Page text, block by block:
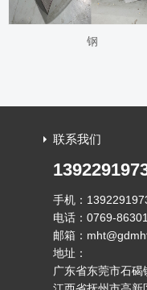
钢
联系我们
手机：
电话：0769-
邮箱：
地址：
广东省东莞市石